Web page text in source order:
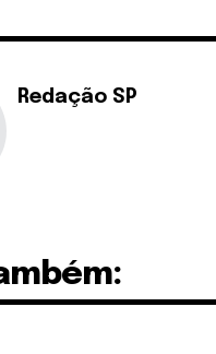
Redação SP